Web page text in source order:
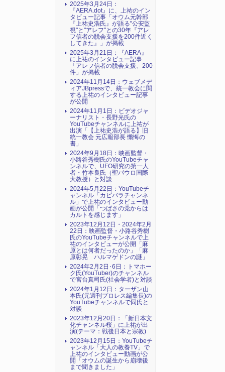
2025年3月24日：
『AERA.dot』に、上祐のイン
タビュー記事「オウム元幹部
『上祐史浩氏』が語る"公安監
視"と"アレフ"との30年『アレ
フ信者の脱会支援を200件近く
してきた』」が掲載
2025年3月21日：『AERA』
に上祐のインタビュー記事
「アレフ信者の脱会支援、200
件」が掲載
2024年11月14日：ウェブメデ
ィアJBpressで、統一教会に関
する上祐のインタビュー記事
が公開
2024年11月1日：ビデオジャ
ーナリスト・長野光氏の
YouTubeチャンネルに上祐が
出演「【上祐史浩が語る】旧
統一教会 元広報部長 懺悔の
書」
2024年9月18日：映画監督・
小路谷秀樹氏のYouTubeチャ
ンネルで、UFO研究の第一人
者・竹本良氏（聖パウロ国際
大教授）と対談
2024年5月22日：YouTubeチ
ャンネル「カピバラチャンネ
ル」で上祐のインタビュー動
画が公開「つばさの党からは
カルトを感じます」
2023年12月12日・2024年2月
22日：映画監督・小路谷秀樹
氏のYouTubeチャンネルで上
祐のインタビューが公開「麻
原とは何者だったのか」「麻
原彰晃 ハルマゲドンの謎」
2024年2月2日･6日：トマホー
ク氏(YouTuber)のチャンネル
で宮台真司氏(社会学者)と対談
2024年1月12日：ターザン山
本氏(元週刊プロレス編集長)の
YouTubeチャンネルで同氏と
対談
2023年12月20日：「新日本文
化チャンネル桜」に上祐が出
演(テーマ：戦後日本と宗教)
2023年12月15日：YouTubeチ
ャンネル「大人の教養TV」で
上祐のインタビュー動画が公
開「オウムの誕生から崩壊後
まで聞きました」